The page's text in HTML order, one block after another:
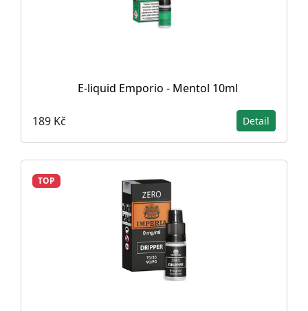
E-liquid Emporio - Mentol 10ml
189 Kč Detail
TOP